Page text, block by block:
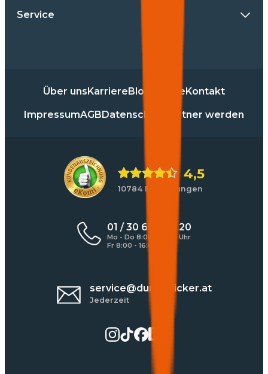
Service
Über unsKarriereBlog PresseKontakt
ImpressumAGBDatenschutz Partner werden
4,5
10784 Bewertungen
01 / 30 60 900 20
Mo - Do 8:00 - 17:00 Uhr
Fr 8:00 - 16:00 Uhr
service@durchblicker.at
Jederzeit